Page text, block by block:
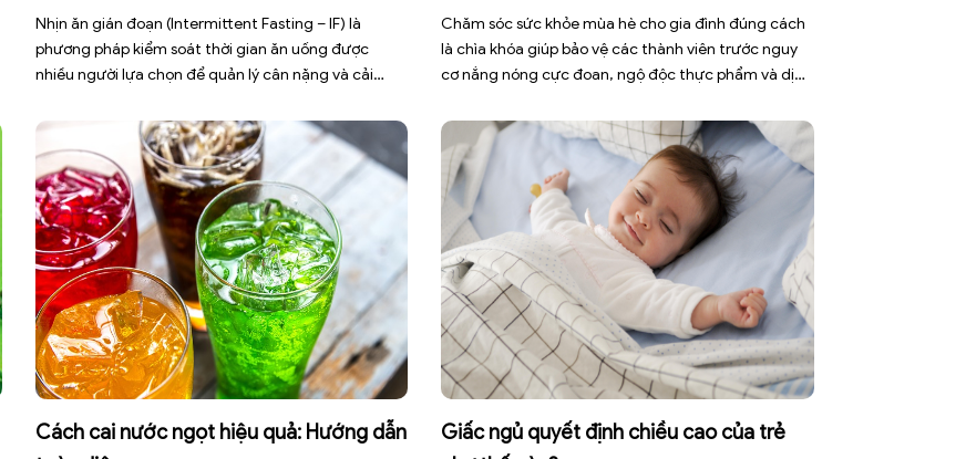
Nhịn ăn gián đoạn (Intermittent Fasting – IF) là
phương pháp kiểm soát thời gian ăn uống được
nhiều người lựa chọn để quản lý cân nặng và cải
cách không những làm giảm hiệu quả giảm cân mà
còn gây kiệt sức, mất cơ […]
Chăm sóc sức khỏe mùa hè cho gia đình đúng cách
là chìa khóa giúp bảo vệ các thành viên trước nguy
cơ nắng nóng cực đoan, ngộ độc thực phẩm và dịch
đợt nắng nóng kéo dài có thể gây mất nước, kiệt
sức […]
Cách cai nước ngọt hiệu quả: Hướng dẫn
Giấc ngủ quyết định chiều cao của trẻ